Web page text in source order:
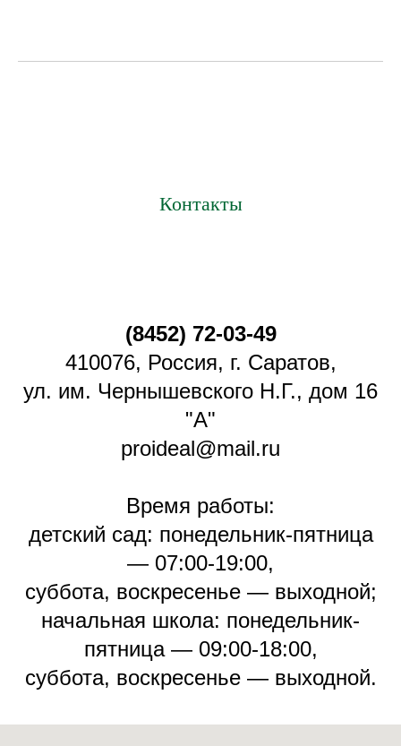
Контакты
(8452) 72-03-49
410076, Россия, г. Саратов,
ул. им. Чернышевского Н.Г., дом 16
"А"
proideal@mail.ru
Время работы:
детский сад: понедельник-пятница
— 07:00-19:00,
суббота, воскресенье — выходной;
начальная школа: понедельник-
пятница — 09:00-18:00,
суббота, воскресенье — выходной.